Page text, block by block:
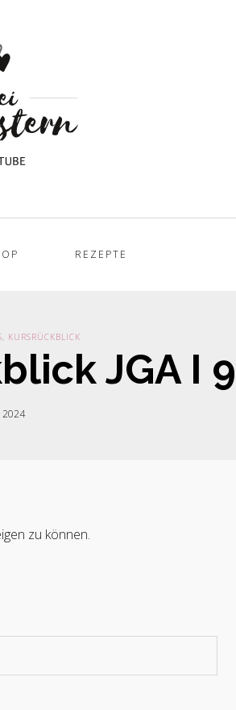
REZEPTE
, KURSRÜCKBLICK
JGA I
2024
zu können.